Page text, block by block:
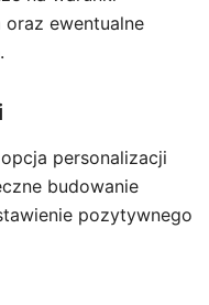
ewentualne
personalizacji
budowanie
pozytywnego